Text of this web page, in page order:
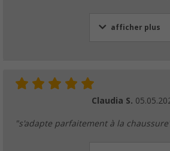
afficher plus
Claudia S.
"s'adapte parfaitement à la